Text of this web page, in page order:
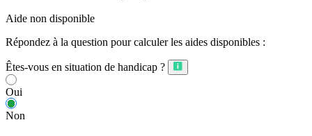
Aide non disponible
Répondez à la question pour calculer les aides disponibles :
Êtes-vous en situation de handicap ?
Oui
Non